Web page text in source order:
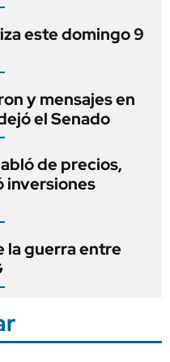
este domingo 9
y mensajes en
el Senado
de precios,
inversiones
la guerra entre